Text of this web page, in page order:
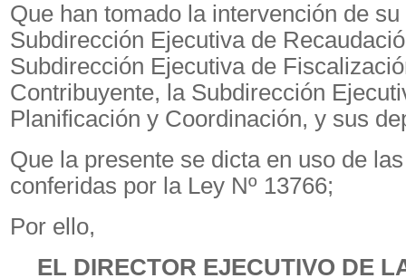
Que han tomado la intervención de
Subdirección Ejecutiva de
Subdirección Ejecutiva de
Contribuyente, la Subdirección
Planificación y Coordinación, y sus
Que la presente se dicta en uso de
conferidas por la Ley Nº 13766;
Por ello,
EL DIRECTOR EJECUTIVO DE